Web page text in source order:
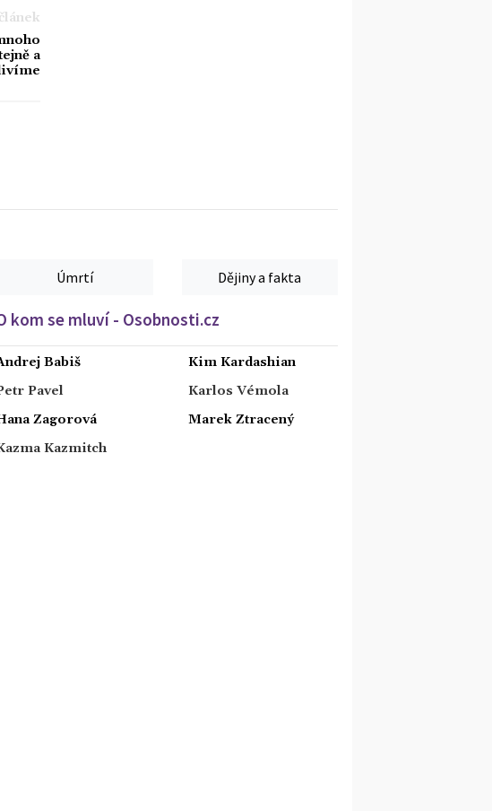
a
Úmrtí Dějiny a fakta
kom se mluví - Osobnosti.cz
Babiš
Pavel
Zagorová
Kazmitch
Kim Kardashian
Karlos Vémola
Marek Ztracený